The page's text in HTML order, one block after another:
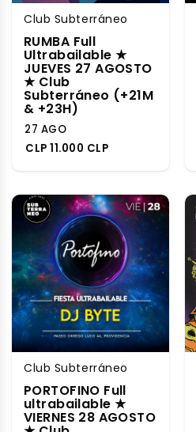
Club Subterráneo
RUMBA Full
Ultrabailable ★
JUEVES 27 AGOSTO
★ Club
Subterráneo (+21M
& +23H)
27 AGO
CLP 11.000 CLP
Club Subterráneo
PORTOFINO Full
ultrabailable ★
VIERNES 28 AGOSTO